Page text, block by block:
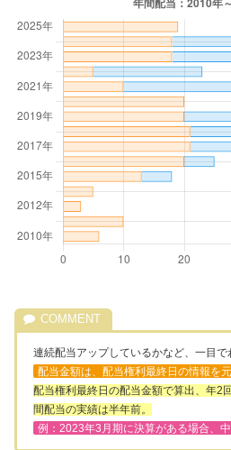
連続配当アップしているかなど、一目で
配当金額は、配当権利最終日の情報を
配当権利最終日の配当金額で算出、年2
間配当の実績は半年前。
例：2023年3月期に決算がある場合、